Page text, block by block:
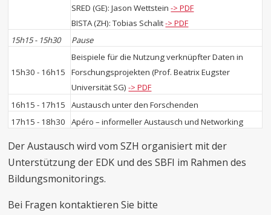
SRED (GE): Jason Wettstein-> PDF
BISTA (ZH): Tobias Schalit-> PDF
15h15 - 15h30
Pause
15h30 - 16h15
Beispiele für die Nutzung verknüpfter Daten in
Forschungsprojekten (Prof. Beatrix Eugster
Universität SG)-> PDF
16h15 - 17h15
Austausch unter den Forschenden
17h15 - 18h30
Apéro – informeller Austausch und Networking
Der Austausch wird vom SZH organisiert mit der
Unterstützung der EDK und des SBFI im Rahmen des
Bildungsmonitorings.
Bei Fragen kontaktieren Sie bitte